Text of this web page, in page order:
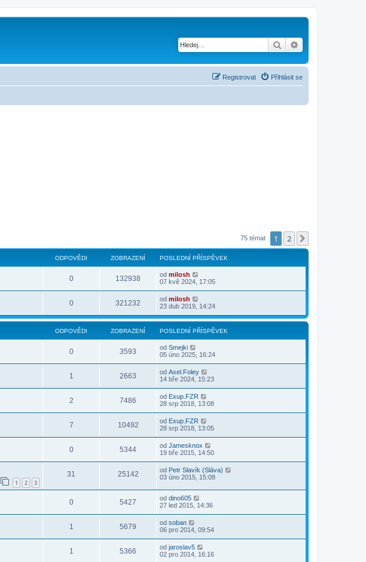
Hledat
Přihlásit se
Registrovat
75 témat 1 2
ODPOVĚDI ZOBRAZENÍ POSLEDNÍ PŘÍSPĚVEK
0 132938 od milosh
07 kvě 2024, 17:05
0 321232 od milosh
23 dub 2019, 14:24
ODPOVĚDI ZOBRAZENÍ POSLEDNÍ PŘÍSPĚVEK
0 3593 od Smejki
05 úno 2025, 16:24
1 2663 od Axel.Foley
14 bře 2024, 15:23
2 7486 od Exup.FZR
28 srp 2018, 13:08
7 10492 od Exup.FZR
28 srp 2018, 13:05
0 5344 od Jamesknox
19 bře 2015, 14:50
1 2 3
31 25142 od Petr Slavík (Sláva)
03 úno 2015, 15:08
0 5427 od dino605
27 led 2015, 14:36
1 5679 od soban
06 pro 2014, 09:54
1 5366 od jaroslav5
02 pro 2014, 16:16